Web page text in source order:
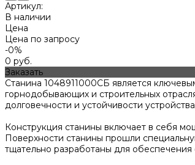
Артикул:
В наличии
Цена
Цена по запросу
-0%
0 руб.
Заказать
Станина 1048911000СБ является
горнодобывающих и строительных
долговечности и устойчивости
Конструкция станины включает в себя
Поверхности станины прошли
тщательно разработаны для